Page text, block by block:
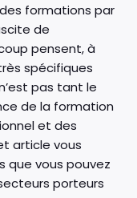
formations par
de
pensent, à
spécifiques
pas tant le
de la formation
et des
article vous
que vous pouvez
porteurs